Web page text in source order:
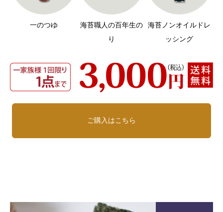
一のつゆ
海苔職人の百年生の
り
海苔ノンオイルドレ
ッシング
ご購入はこちら